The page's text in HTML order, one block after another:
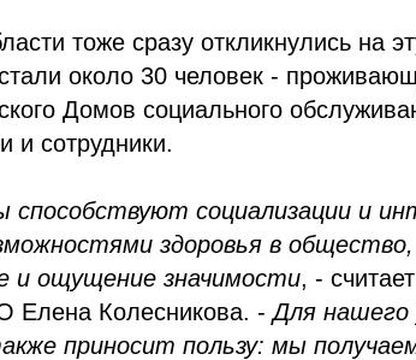
тоже сразу откликнулись на
около 30 человек -
Домов социального
и сотрудники.
способствуют социализации и
здоровья в
и ощущение значимости, -
Елена Колесникова. -Для нашего
приносит пользу: мы